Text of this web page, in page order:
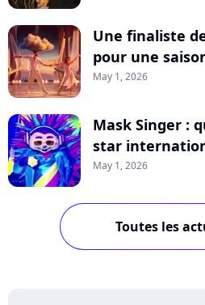
Une finaliste
pour une
May 1, 2026
Mask Singer :
star
May 1, 2026
Toutes les